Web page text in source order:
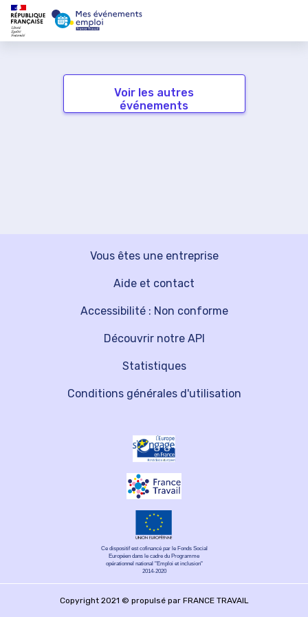
Voir les autres
événements
Vous êtes une entreprise
Découvrir notre API
Aide et contact
Statistiques
Accessibilité : Non conforme
Conditions générales d'utilisation
Ce dispositif est cofinancé par le Fonds Social
Européen dans le cadre du Programme
opérationnel national "Emploi et inclusion"
2014-2020
Copyright 2021 © propulsé par FRANCE TRAVAIL